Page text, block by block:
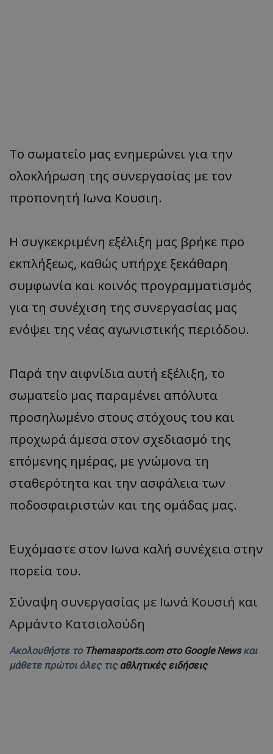
Το σωματείο μας ενημερώνει για την
ολοκλήρωση της συνεργασίας με τον
προπονητή Ιωνα Κουσιη.
Η συγκεκριμένη εξέλιξη μας βρήκε προ
εκπλήξεως, καθώς υπήρχε ξεκάθαρη
συμφωνία και κοινός προγραμματισμός
για τη συνέχιση της συνεργασίας μας
ενόψει της νέας αγωνιστικής περιόδου.
Παρά την αιφνίδια αυτή εξέλιξη, το
σωματείο μας παραμένει απόλυτα
προσηλωμένο στους στόχους του και
προχωρά άμεσα στον σχεδιασμό της
επόμενης ημέρας, με γνώμονα τη
σταθερότητα και την ασφάλεια των
ποδοσφαιριστών και της ομάδας μας.
Ευχόμαστε στον Ιωνα καλή συνέχεια στην
πορεία του.
Σύναψη συνεργασίας με Ιωνά Κουσιή και
Αρμάντο Κατσιολούδη
Ακολουθήστε το Themasports.com στο Google Newsκαι
μάθετε πρώτοι όλες τις αθλητικές ειδήσεις